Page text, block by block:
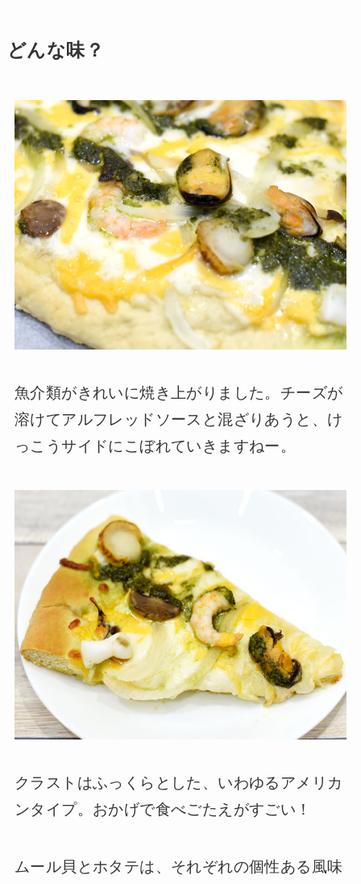
どんな味？
魚介類がきれいに焼き上がりました。チーズが
溶けてアルフレッドソースと混ざりあうと、け
っこうサイドにこぼれていきますねー。
クラストはふっくらとした、いわゆるアメリカ
ンタイプ。おかげで食べごたえがすごい！
ムール貝とホタテは、それぞれの個性ある風味